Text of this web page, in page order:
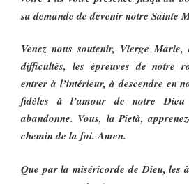
sa demande de devenir notre Sainte
Venez nous soutenir, Vierge Marie,
difficultés, les épreuves de notre
entrer à l’intérieur, à descendre en
fidèles à l’amour de notre
abandonne. Vous, la Pietà,
chemin de la foi. Amen.
Que par la miséricorde de Dieu, les